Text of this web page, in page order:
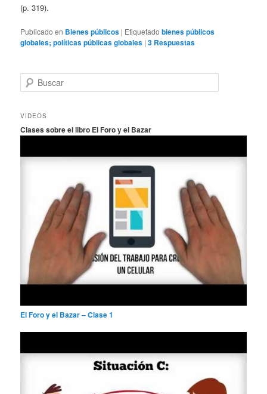
(p. 319).
Publicado en Bienes públicos | Etiquetado bienes públicos
globales; políticas públicas globales |3 Respuestas
u
c
r
VIDEOS
Clases sobre el libro El Foro y el Bazar
El Foro y el Bazar – Clase 1